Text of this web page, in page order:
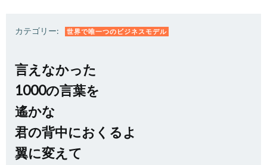
カテゴリー: 世界で唯一つのビジネスモデル
言えなかった
1000の言葉を
遙かな
君の背中におくるよ
翼に変えて